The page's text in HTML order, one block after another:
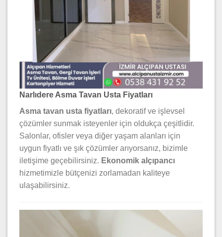
Narlıdere Asma Tavan Usta Fiyatları
Asma tavan usta fiyatları, dekoratif ve işlevsel
çözümler sunmak isteyenler için oldukça çeşitlidir.
Salonlar, ofisler veya diğer yaşam alanları için
uygun fiyatlı ve şık çözümler arıyorsanız, bizimle
iletişime geçebilirsiniz. Ekonomik alçıpancı
hizmetimizle bütçenizi zorlamadan kaliteye
ulaşabilirsiniz.